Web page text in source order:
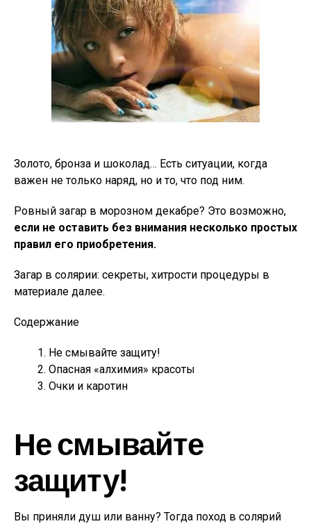
Золото, бронза и шоколад… Есть ситуации, когда
важен не только наряд, но и то, что под ним.
Ровный загар в морозном декабре? Это возможно,
если не оставить без внимания несколько простых
правил его приобретения.
Загар в солярии: секреты, хитрости процедуры в
материале далее.
Содержание
Не смывайте защиту!
Опасная «алхимия» красоты
Очки и каротин
Не смывайте
защиту!
Вы приняли душ или ванну? Тогда поход в солярий